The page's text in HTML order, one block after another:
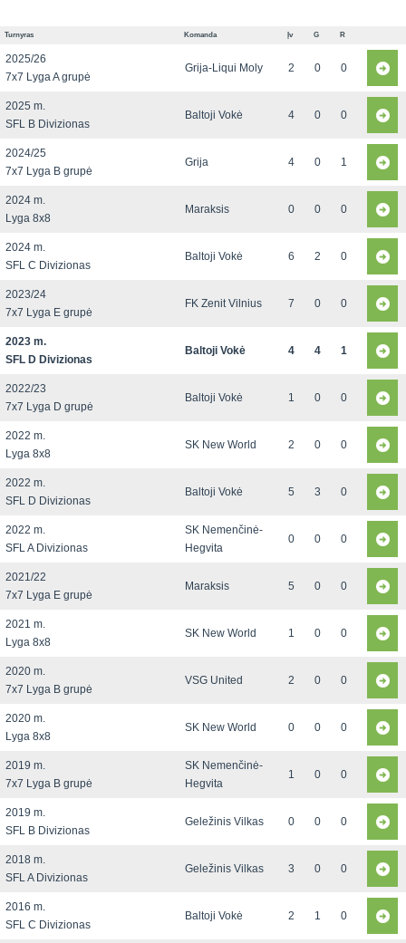
Turnyras Komanda Įv G R
2025/26
7x7 Lyga A grupė
Grija-Liqui Moly 2 0 0
2025 m.
SFL B Divizionas
Baltoji Vokė 4 0 0
2024/25
7x7 Lyga B grupė
Grija 4 0 1
2024 m.
Lyga 8x8
Maraksis 0 0 0
2024 m.
SFL C Divizionas
Baltoji Vokė 6 2 0
2023/24
7x7 Lyga E grupė
FK Zenit Vilnius 7 0 0
2023 m.
SFL D Divizionas
Baltoji Vokė 4 4 1
2022/23
7x7 Lyga D grupė
Baltoji Vokė 1 0 0
2022 m.
Lyga 8x8
SK New World 2 0 0
2022 m.
SFL D Divizionas
Baltoji Vokė 5 3 0
2022 m.
SFL A Divizionas
SK Nemenčinė-
Hegvita
0 0 0
2021/22
7x7 Lyga E grupė
Maraksis 5 0 0
2021 m.
Lyga 8x8
SK New World 1 0 0
2020 m.
7x7 Lyga B grupė
VSG United 2 0 0
2020 m.
Lyga 8x8
SK New World 0 0 0
2019 m.
7x7 Lyga B grupė
SK Nemenčinė-
Hegvita
1 0 0
2019 m.
SFL B Divizionas
Geležinis Vilkas 0 0 0
2018 m.
SFL A Divizionas
Geležinis Vilkas 3 0 0
2016 m.
SFL C Divizionas
Baltoji Vokė 2 1 0